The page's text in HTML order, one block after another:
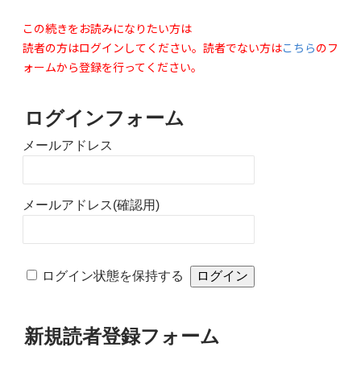
この続きをお読みになりたい方は
読者の方はログインしてください。読者でない方はこちらのフ
ォームから登録を行ってください。
ログインフォーム
メールアドレス
メールアドレス(確認用)
ログイン状態を保持する
新規読者登録フォーム